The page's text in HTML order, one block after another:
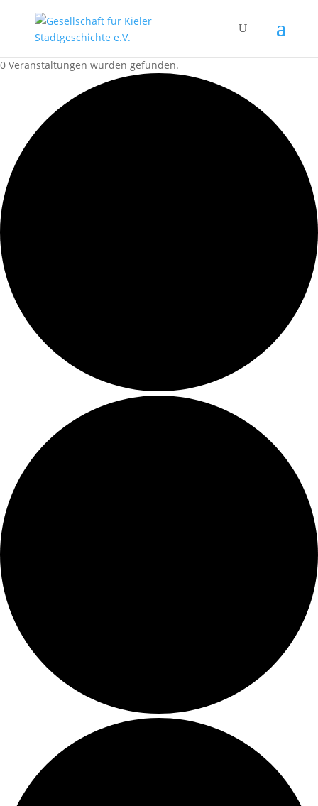
0 Veranstaltungen wurden gefunden.